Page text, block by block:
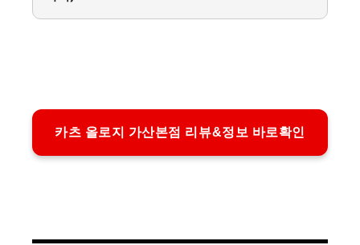
카츠 올로지 가산본점 리뷰&정보 바로확인